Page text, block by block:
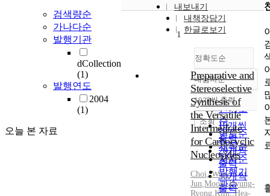
검색량순
가나다순
발행기관
dCollection
(1)
발행연도
2004
(1)
오늘 본 자료
내보내기
내책장담기
한글로보기
정확도순
정확도
순
인기도
순
연도순
제목순
저자순
발행기
관순
내림차순
내림차순
10개씩 출력
10개씩
출력
20개씩
출력
30개씩
출력
조회
1
Preparative and
Stereoselective
Synthesis of
the Versatile
Intermediate
for Carbocyclic
Nucleosides
Choi,,Won-
Jun,Moon,,Hyung-
Ryong,Kim,,Hea-